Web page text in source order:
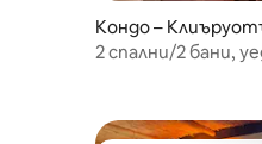
Кондо –
2 спални/2 бани,